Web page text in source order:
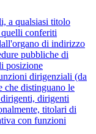
a qualsiasi titolo
conferiti
di indirizzo
pubbliche di
posizione
dirigenziali (da
che distinguano le
dirigenti
titolari di
con funzioni